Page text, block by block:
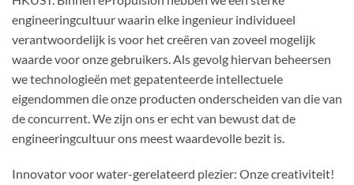
engineeringcultuur waarin elke ingenieur individueel
verantwoordelijk is voor het creëren van zoveel mogelijk
waarde voor onze gebruikers. Als gevolg hiervan beheersen
we technologieën met gepatenteerde intellectuele
eigendommen die onze producten onderscheiden van die van
de concurrent. We zijn ons er echt van bewust dat de
engineeringcultuur ons meest waardevolle bezit is.
Innovator voor water-gerelateerd plezier: Onze creativiteit!